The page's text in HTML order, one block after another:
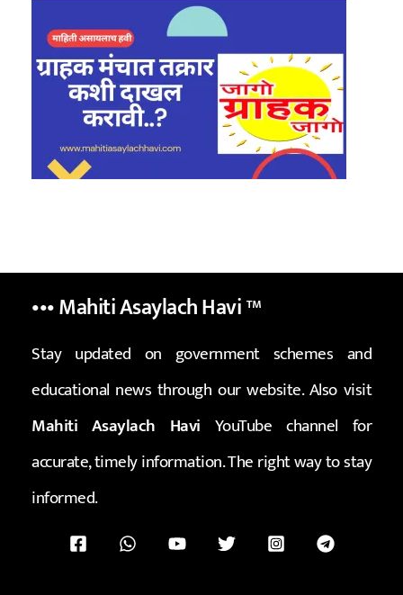
••• Mahiti Asaylach Havi™
Stay updated on government schemes and
educational news through our website. Also visit
Mahiti Asaylach Havi YouTube channel for
accurate, timely information. The right way to stay
informed.